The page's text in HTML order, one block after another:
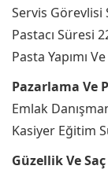
Servis Görevlisi
Pastacı Süresi
Pasta Yapımı
Pazarlama Ve
Emlak
Kasiyer Eğitim
Güzellik Ve